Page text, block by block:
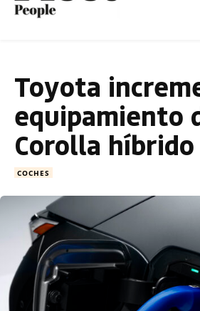
Toyota
equipamiento
Corolla híbrido
COCHES